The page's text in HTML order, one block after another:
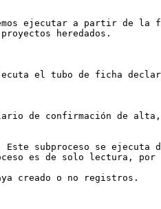
ejecutar a partir de
heredados.
el tubo de ficha
de confirmación de
Este subproceso se
es de solo lectura,
creado o no registros.